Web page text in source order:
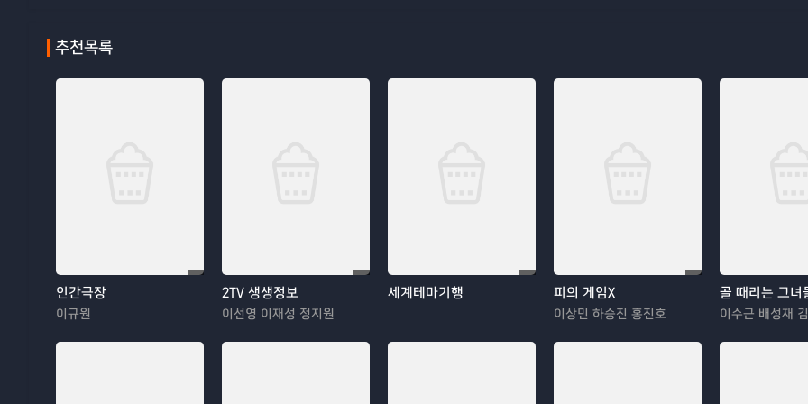
추천목록
인간극장
이규원
2TV 생생정보
이선영 이재성 정지원
세계테마기행 피의 게임X
이상민 하승진 홍진호
골 때리는 그녀
이수근 배성재